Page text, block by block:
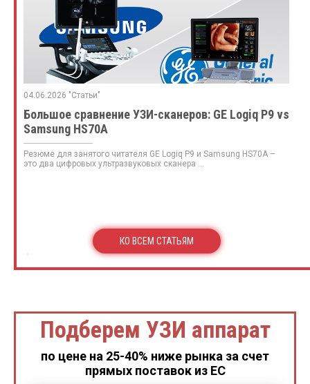
13.02.2026
yrjlVxtuXmFupZerTQQtc
★ ☆ ☆ ☆ ☆
HVwuhAJIWHExDNolQHZQQfts
04.06.2026 "Статьи"
Большое сравнение УЗИ-сканеров: GE Logiq P9 vs
Samsung HS70A
Резюме для занятого читателя GE Logiq P9 и Samsung HS70A –
это два цифровых ультразвуковых сканера ...
КО ВСЕМ СТАТЬЯМ
Подберем УЗИ аппарат
по цене на 25-40% ниже рынка за счет
прямых поставок из ЕС